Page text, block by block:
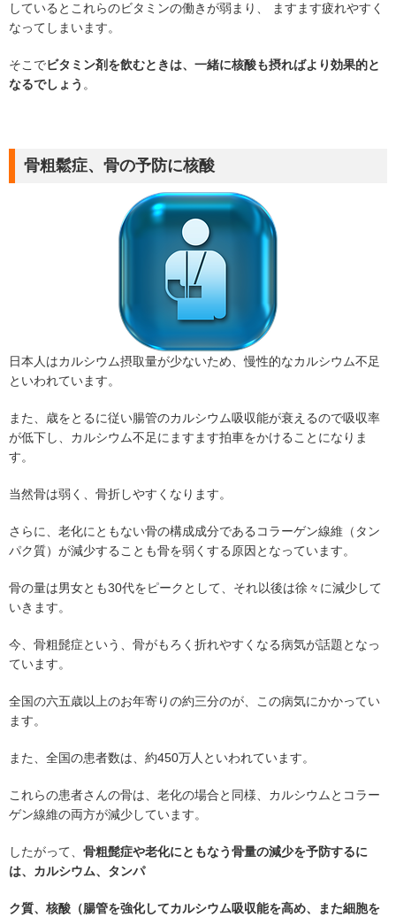
しているとこれらのビタミンの働きが弱まり、 ますます疲れやすく
なってしまいます。
そこでビタミン剤を飲むときは、一緒に核酸も摂ればより効果的と
なるでしょう 。
骨粗鬆症、骨の予防に核酸
日本人はカルシウム摂取量が少ないため、慢性的なカルシウム不足
といわれています。
また、歳をとるに従い腸管のカルシウム吸収能が衰えるので吸収率
が低下し、カルシウム不足にますます拍車をかけることになりま
す。
当然骨は弱く、骨折しやすくなります。
さらに、老化にともない骨の構成成分であるコラーゲン線維（タン
パク質）が減少することも骨を弱くする原因となっています。
骨の量は男女とも30代をピークとして、それ以後は徐々に減少して
いきます。
今、骨粗髭症という、骨がもろく折れやすくなる病気が話題となっ
ています。
全国の六五歳以上のお年寄りの約三分のが、この病気にかかってい
ます。
また、全国の患者数は、約450万人といわれています。
これらの患者さんの骨は、老化の場合と同様、カルシウムとコラー
ゲン線維の両方が減少しています。
したがって、 骨粗髭症や老化にともなう骨量の減少を予防するに
は、カルシウム、タンパ
ク質、核酸（腸管を強化してカルシウム吸収能を高め、また細胞を